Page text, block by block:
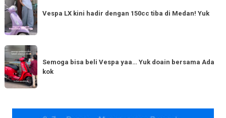
Punya
bestie
yang
Tag
LX
kini
hadir
dengan
150cc
tiba
di
Vespa LX kini hadir dengan 150cc tiba di Medan! Yuk
Semoga
bisa
beli
Vespa
Yuk
Semoga bisa beli Vespa yaa… Yuk doain bersama Ada
kok